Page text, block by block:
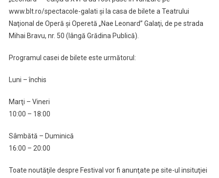
www.blt.ro/spectacole-galati şi la casa de bilete a Teatrului
Naţional de Operă şi Operetă „Nae Leonard” Galaţi, de pe strada
Mihai Bravu, nr. 50 (lângă Grădina Publică).
Programul casei de bilete este următorul:
Luni – închis
Marţi – Vineri
10:00 – 18:00
Sâmbătă – Duminică
16:00 – 20:00
Toate noutăţile despre Festival vor fi anunţate pe site-ul insituţiei